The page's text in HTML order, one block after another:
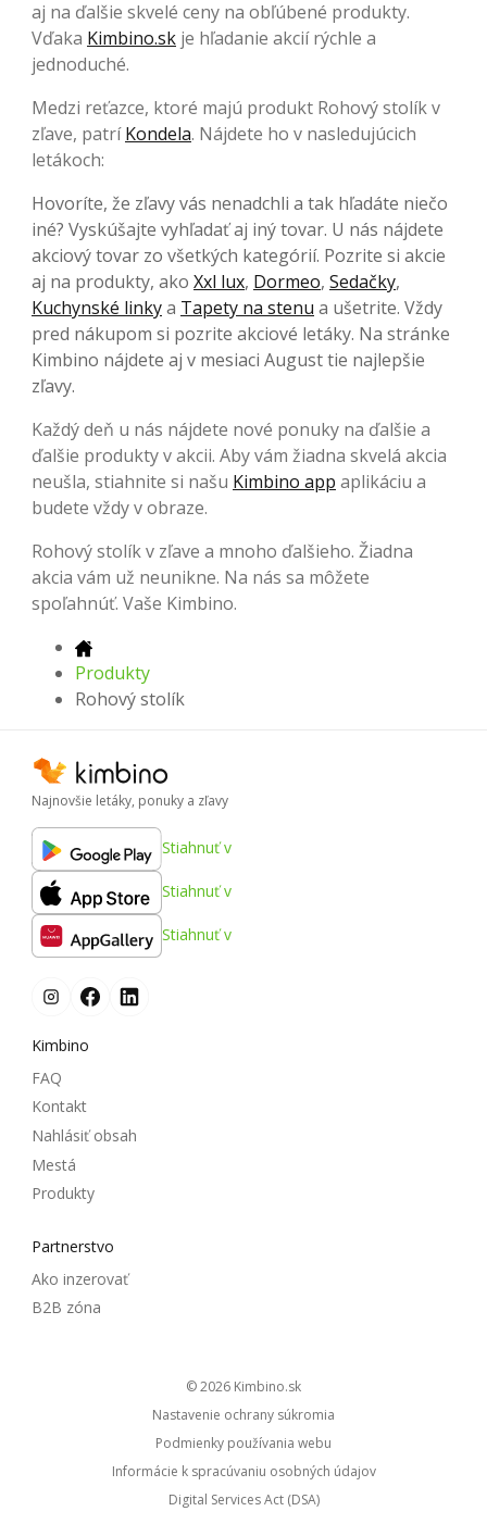
aj na ďalšie skvelé ceny na obľúbené produkty.
Vďaka Kimbino.sk je hľadanie akcií rýchle a
jednoduché.
Medzi reťazce, ktoré majú produkt Rohový stolík v
zľave, patríKondela. Nájdete ho v nasledujúcich
letákoch:
Hovoríte, že zľavy vás nenadchli a tak hľadáte niečo
iné? Vyskúšajte vyhľadať aj iný tovar. U nás nájdete
akciový tovar zo všetkých kategórií. Pozrite si akcie
aj na produkty, ako Xxl lux, Dormeo, Sedačky,
Kuchynské linkya Tapety na stenu a ušetrite. Vždy
pred nákupom si pozrite akciové letáky. Na stránke
Kimbino nájdete aj v mesiaci August tie najlepšie
zľavy.
Každý deň u nás nájdete nové ponuky na ďalšie a
ďalšie produkty v akcii. Aby vám žiadna skvelá akcia
neušla, stiahnite si našu Kimbino app aplikáciu a
budete vždy v obraze.
Rohový stolík v zľave a mnoho ďalšieho. Žiadna
akcia vám už neunikne. Na nás sa môžete
spoľahnúť. Vaše Kimbino.
Produkty
Rohový stolík
Najnovšie letáky, ponuky a zľavy
Stiahnuť v
Stiahnuť v
Stiahnuť v
Kimbino
FAQ
Kontakt
Nahlásiť obsah
Mestá
Produkty
Partnerstvo
Ako inzerovať
B2B zóna
© 2026
kimbino.sk
Nastavenie ochrany súkromia
Podmienky používania webu
Informácie k spracúvaniu osobných údajov
Digital Services Act (DSA)